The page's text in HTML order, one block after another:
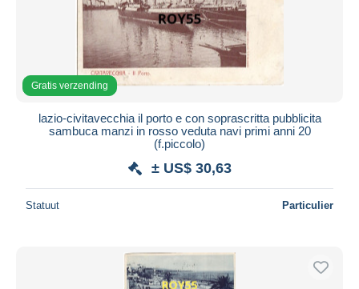
Gratis verzending
lazio-civitavecchia il porto e con soprascritta pubblicita
sambuca manzi in rosso veduta navi primi anni 20
(f.piccolo)
± US$ 30,63
Statuut Particulier